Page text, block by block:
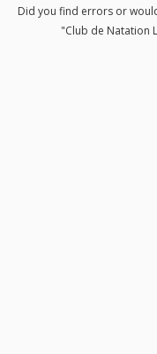
Did you find errors or
"Club de Natation